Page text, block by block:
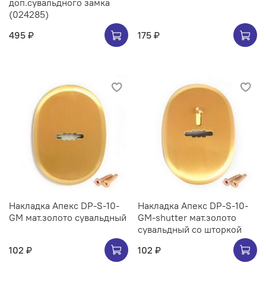
доп.сувальдного замка
(024285)
495 ₽
175 ₽
Накладка Апекс DP-S-10-
GM мат.золото сувальдный
102 ₽
Накладка Апекс DP-S-10-
GM-shutter мат.золото
сувальдный со шторкой
102 ₽